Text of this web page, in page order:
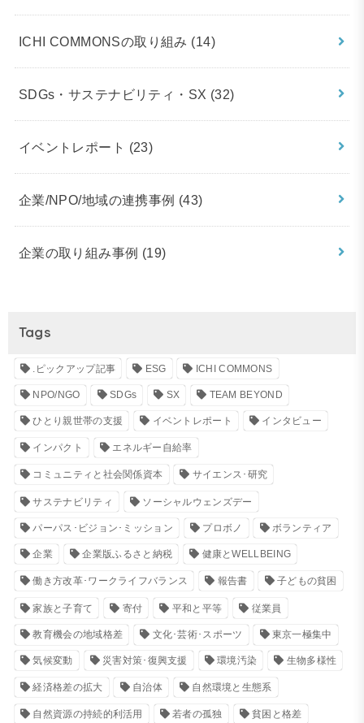
ICHI COMMONSの取り組み (14)
SDGs・サステナビリティ・SX (32)
イベントレポート (23)
企業/NPO/地域の連携事例 (43)
企業の取り組み事例 (19)
Tags
.ピックアップ記事 ESG ICHI COMMONS
NPO/NGO SDGs SX TEAM BEYOND
ひとり親世帯の支援 イベントレポート インタビュー
インパクト エネルギー自給率
コミュニティと社会関係資本 サイエンス･研究
サステナビリティ ソーシャルウェンズデー
パーパス･ビジョン･ミッション プロボノ ボランティア
企業 企業版ふるさと納税 健康とWELLBEING
働き方改革･ワークライフバランス 報告書 子どもの貧困
家族と子育て 寄付 平和と平等 従業員
教育機会の地域格差 文化･芸術･スポーツ 東京一極集中
気候変動 災害対策･復興支援 環境汚染 生物多様性
経済格差の拡大 自治体 自然環境と生態系
自然資源の持続的利活用 若者の孤独 貧困と格差